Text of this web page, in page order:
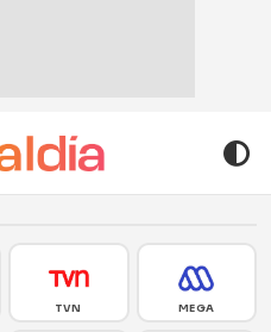
TVN MEGA